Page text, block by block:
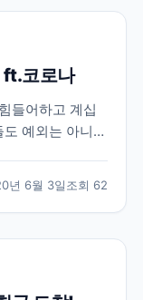
ft.코로나
들어하고 계십
예외는 아니었
최선을 다해 옆
니다. 하단 카톡
년 6월 3일조회 62